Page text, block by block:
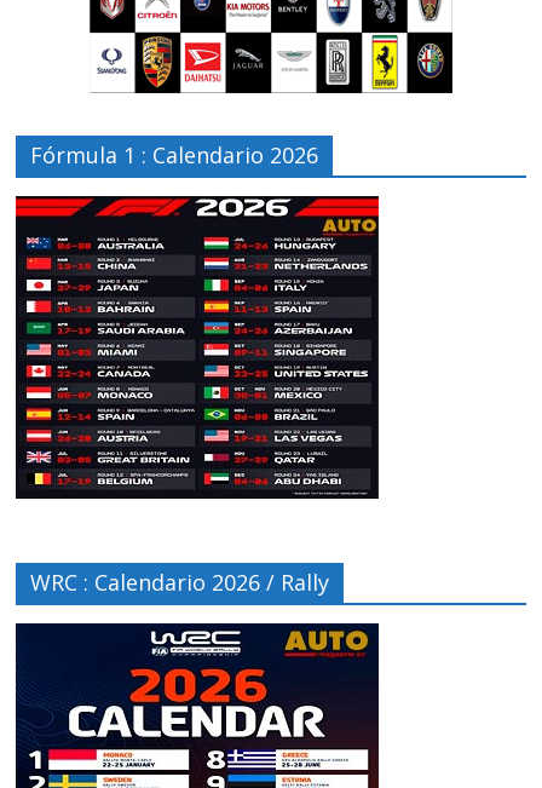
Fórmula 1 : Calendario 2026
WRC : Calendario 2026 / Rally